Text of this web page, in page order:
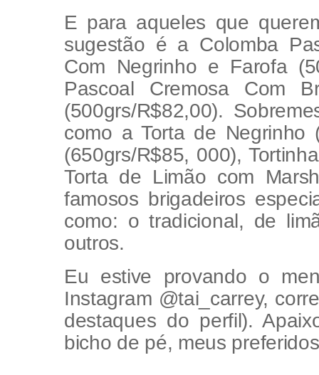
E para aqueles que
sugestão é a Colomba
Com Negrinho e Farofa
Pascoal Cremosa Com
(500grs/R$82,00).
como a Torta de Negrinho
(650grs/R$85, 000),
Torta de Limão com
famosos brigadeiros
como: o tradicional, de
outros.
Eu estive provando o
Instagram @tai_carrey,
destaques do perfil).
bicho de pé, meus